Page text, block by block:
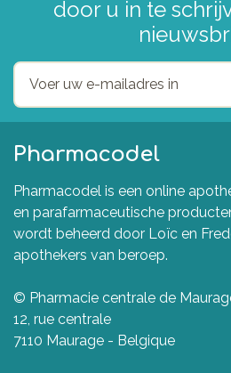
door u in te
Pharmacodel
Pharmacodel is een online
en parafarmaceutische
wordt beheerd door Loïc en
apothekers van beroep.
© Pharmacie centrale de
12, rue centrale
7110 Maurage - Belgique